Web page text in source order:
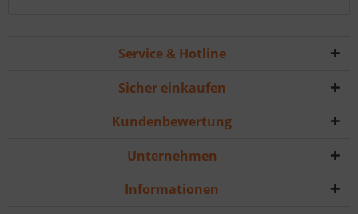
Service & Hotline
Sicher einkaufen
Kundenbewertung
Unternehmen
Informationen